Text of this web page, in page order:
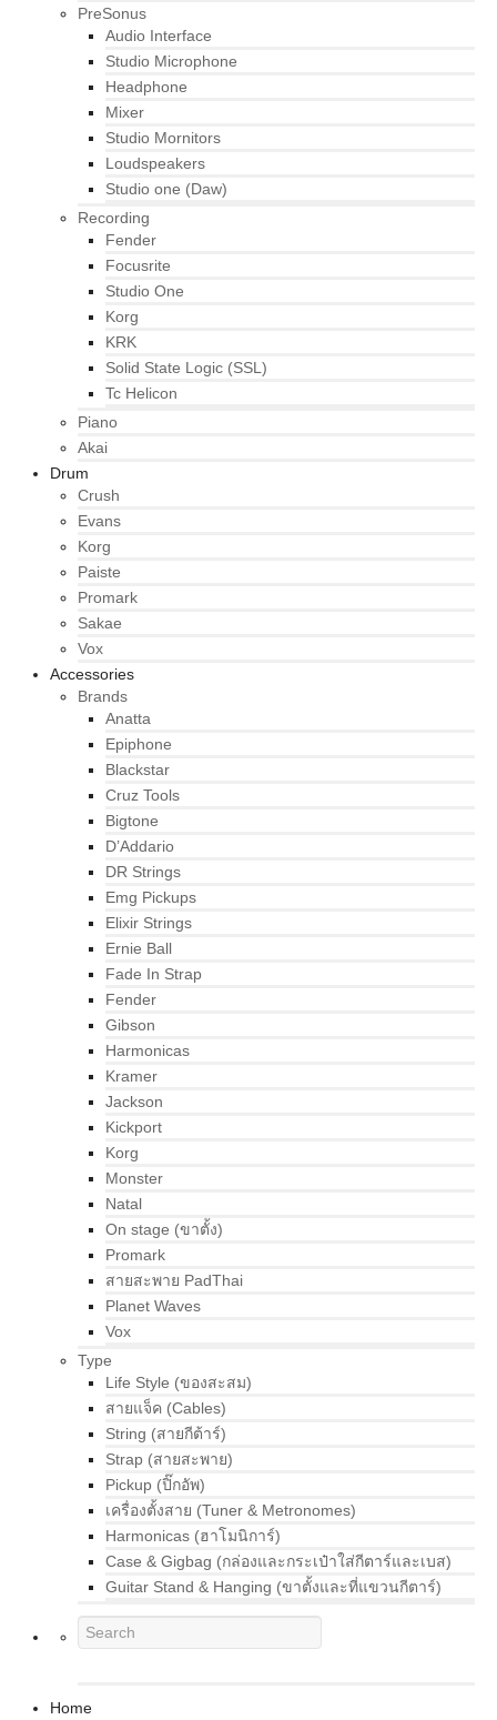
PreSonus
Audio Interface
Studio Microphone
Headphone
Mixer
Studio Mornitors
Loudspeakers
Studio one (Daw)
Recording
Fender
Focusrite
Studio One
Korg
KRK
Solid State Logic (SSL)
Tc Helicon
Piano
Akai
Drum
Crush
Evans
Korg
Paiste
Promark
Sakae
Vox
Accessories
Brands
Anatta
Epiphone
Blackstar
Cruz Tools
Bigtone
D’Addario
DR Strings
Emg Pickups
Elixir Strings
Ernie Ball
Fade In Strap
Fender
Gibson
Harmonicas
Kramer
Jackson
Kickport
Korg
Monster
Natal
On stage (ขาตั้ง)
Promark
สายสะพาย PadThai
Planet Waves
Vox
Type
Life Style (ของสะสม)
สายแจ็ค (Cables)
String (สายกีต้าร์)
Strap (สายสะพาย)
Pickup (ปิ๊กอัพ)
เครื่องตั้งสาย (Tuner & Metronomes)
Harmonicas (ฮาโมนิการ์)
Case & Gigbag (กล่องและกระเป๋าใส่กีตาร์และเบส)
Guitar Stand & Hanging (ขาตั้งและที่แขวนกีตาร์)
Home